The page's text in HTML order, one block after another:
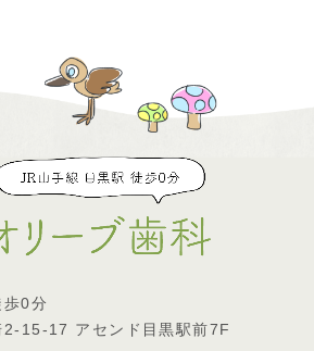
0分
2-15-17 アセンド目黒駅前7F